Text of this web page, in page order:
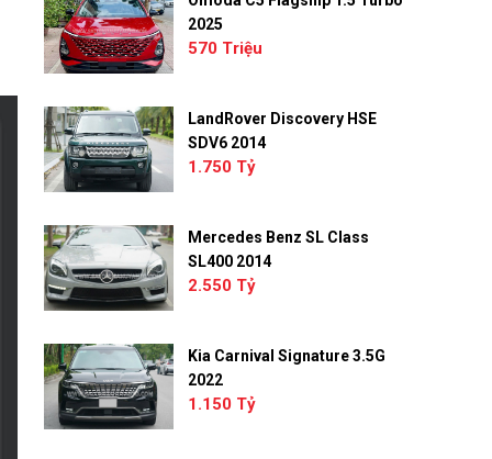
2025
570 Triệu
LandRover Discovery HSE
SDV6 2014
1.750 Tỷ
Mercedes Benz SL Class
SL400 2014
2.550 Tỷ
Kia Carnival Signature 3.5G
2022
1.150 Tỷ